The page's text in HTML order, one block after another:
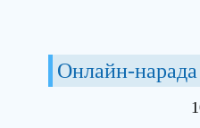
Онлайн-нарада